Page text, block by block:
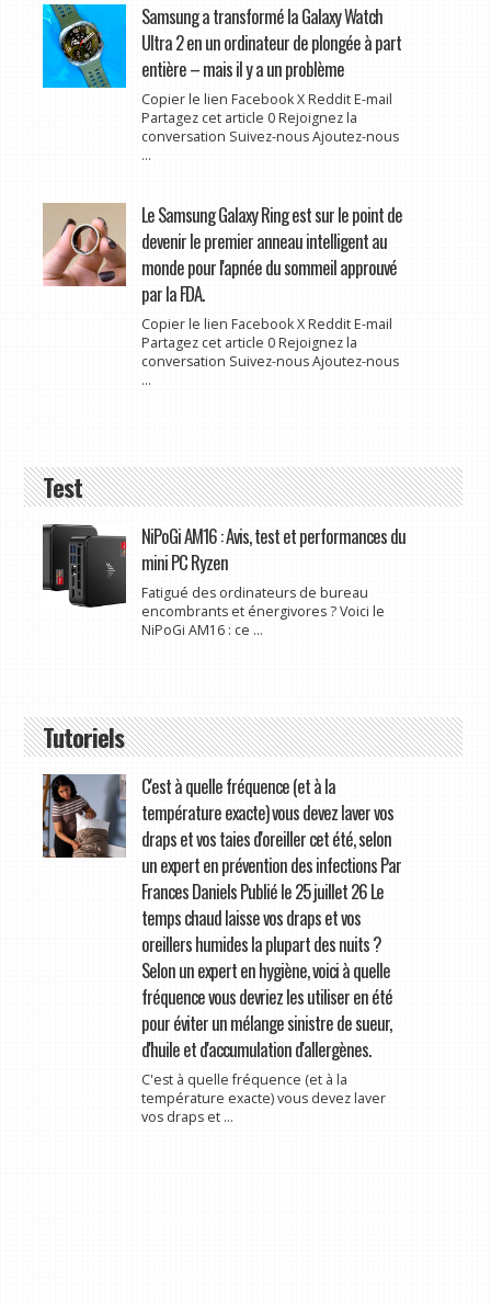
Samsung a transformé la Galaxy Watch
Ultra 2 en un ordinateur de plongée à part
entière – mais il y a un problème
Copier le lien Facebook X Reddit E-mail
Partagez cet article 0 Rejoignez la
conversation Suivez-nous Ajoutez-nous
...
Le Samsung Galaxy Ring est sur le point de
devenir le premier anneau intelligent au
monde pour l'apnée du sommeil approuvé
par la FDA.
Copier le lien Facebook X Reddit E-mail
Partagez cet article 0 Rejoignez la
conversation Suivez-nous Ajoutez-nous
...
Test
NiPoGi AM16 : Avis, test et performances du
mini PC Ryzen
Fatigué des ordinateurs de bureau
encombrants et énergivores ? Voici le
NiPoGi AM16 : ce ...
Tutoriels
C'est à quelle fréquence (et à la
température exacte) vous devez laver vos
draps et vos taies d'oreiller cet été, selon
un expert en prévention des infections Par
Frances Daniels Publié le 25 juillet 26 Le
temps chaud laisse vos draps et vos
oreillers humides la plupart des nuits ?
Selon un expert en hygiène, voici à quelle
fréquence vous devriez les utiliser en été
pour éviter un mélange sinistre de sueur,
d'huile et d'accumulation d'allergènes.
C'est à quelle fréquence (et à la
température exacte) vous devez laver
vos draps et ...